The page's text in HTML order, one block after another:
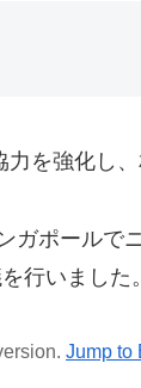
を強化し
ガポールで
行いまし
Jump to